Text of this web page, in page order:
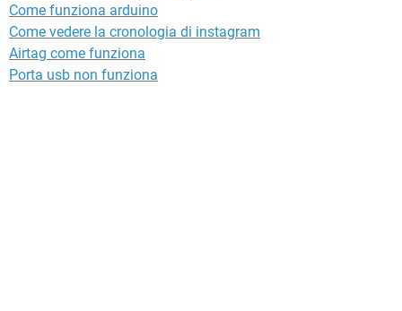
Come funziona arduino
Come vedere la cronologia di instagram
Airtag come funziona
Porta usb non funziona